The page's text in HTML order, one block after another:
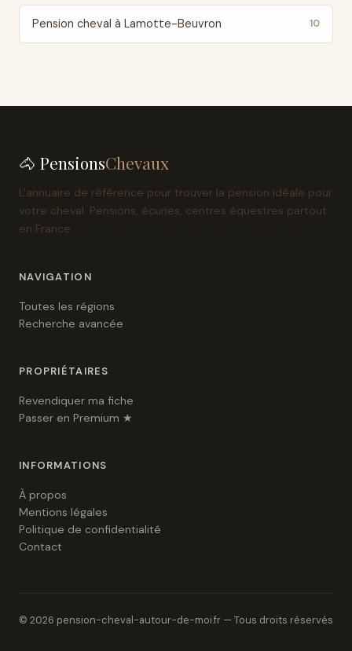
Pension cheval à Lamotte-Beuvron 10
🐴 PensionsChevaux
L'annuaire de référence pour trouver la pension idéale pour
votre cheval. Pensions, écuries, centres équestres partout
en France.
NAVIGATION
Toutes les régions
Recherche avancée
PROPRIÉTAIRES
Revendiquer ma fiche
Passer en Premium ★
INFORMATIONS
À propos
Mentions légales
Politique de confidentialité
Contact
© 2026 pension-cheval-autour-de-moi.fr — Tous droits réservés